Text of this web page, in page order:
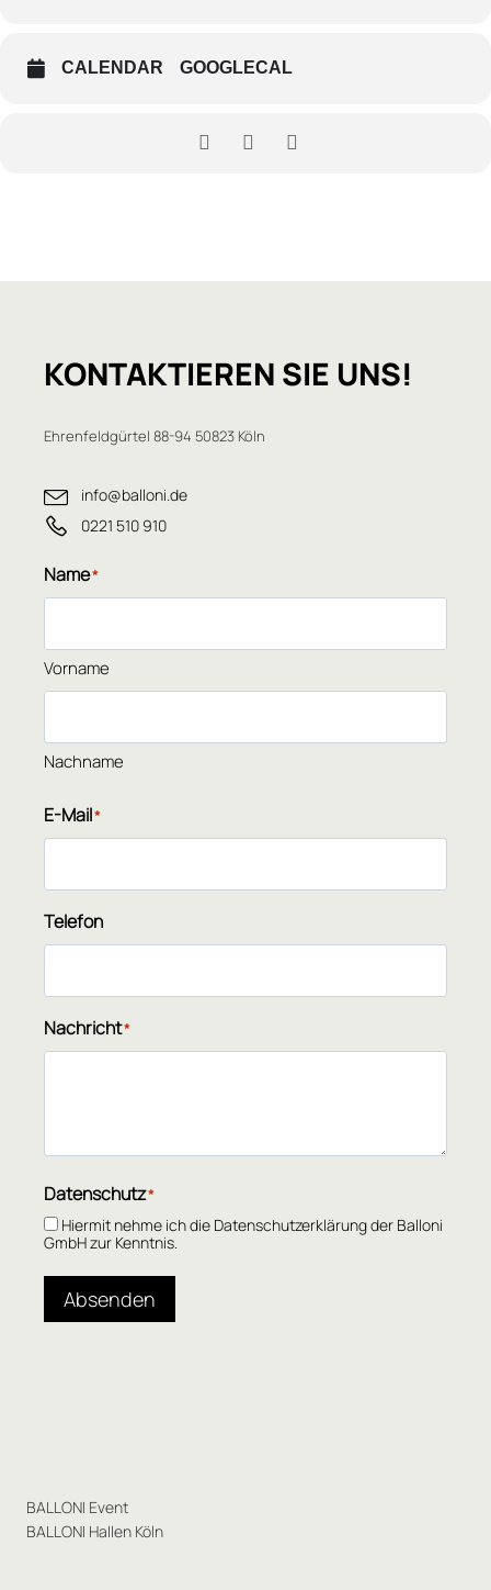
CALENDAR GOOGLECAL
KONTAKTIEREN SIE UNS!
Ehrenfeldgürtel 88-94 50823 Köln
info@balloni.de
0221 510 910
Name*
Vorname
Nachname
E-Mail*
Telefon
Nachricht*
Datenschutz*
Hiermit nehme ich die Datenschutzerklärung der Balloni
GmbH zur Kenntnis.
Absenden
BALLONI Event
BALLONI Hallen Köln